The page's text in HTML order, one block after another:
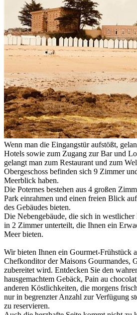
Wenn man die Eingangstür aufstößt,
Hotels sowie zum Zugang zur Bar und
gelangt man zum Restaurant und zum
Obergeschoss befinden sich 9 Zimmer
Meerblick haben.
Die Poternes bestehen aus 4 großen
Park einrahmen und einen freien Blick
des Gebäudes bieten.
Die Nebengebäude, die sich in
in 2 Zimmer unterteilt, die Ihnen ein
Meer bieten.
Wir bieten Ihnen ein Gourmet-Frühstück
Chefkonditor der Maisons Gourmandes,
zubereitet wird. Entdecken Sie den
hausgemachtem Gebäck, Pain au
anderen Köstlichkeiten, die morgens
nur in begrenzter Anzahl zur Verfügung
zu reservieren.